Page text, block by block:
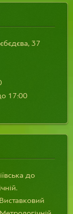
37
17:00
до